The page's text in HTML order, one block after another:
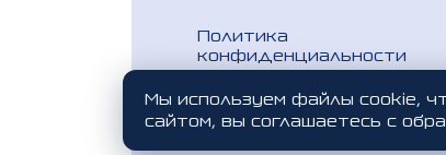
Политика
конфиденциальности
Мы используем файлы cookie,
сайтом, вы соглашаетесь с